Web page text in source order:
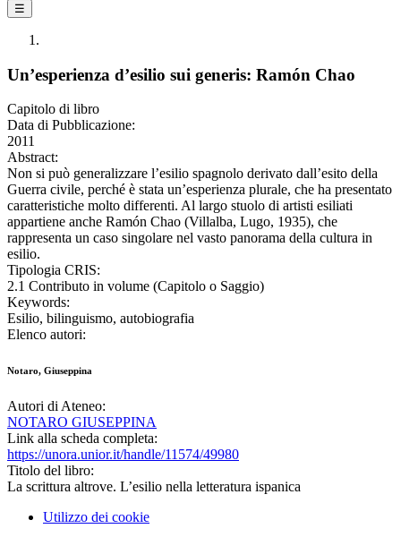
☰
Un’esperienza d’esilio sui generis: Ramón Chao
Capitolo di libro
Data di Pubblicazione:
2011
Abstract:
Non si può generalizzare l’esilio spagnolo derivato dall’esito della
Guerra civile, perché è stata un’esperienza plurale, che ha presentato
caratteristiche molto differenti. Al largo stuolo di artisti esiliati
appartiene anche Ramón Chao (Villalba, Lugo, 1935), che
rappresenta un caso singolare nel vasto panorama della cultura in
esilio.
Tipologia CRIS:
2.1 Contributo in volume (Capitolo o Saggio)
Keywords:
Esilio, bilinguismo, autobiografia
Elenco autori:
Notaro, Giuseppina
Autori di Ateneo:
NOTARO GIUSEPPINA
Link alla scheda completa:
https://unora.unior.it/handle/11574/49980
Titolo del libro:
La scrittura altrove. L’esilio nella letteratura ispanica
Utilizzo dei cookie